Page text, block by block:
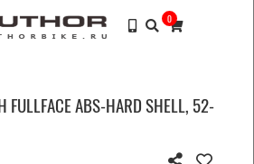
0
ABS-HARD SHELL, 52-